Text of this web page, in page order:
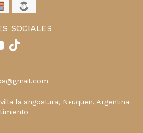
SOCIALES
villa la angostura, Neuquen, Argentina